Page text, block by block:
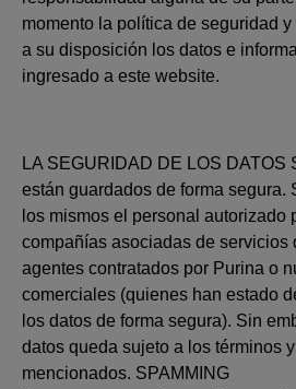
momento la política de seguridad
a su disposición los datos e
ingresado a este website.
LA SEGURIDAD DE LOS DATOS
están guardados de forma segura.
los mismos el personal autorizado
compañías asociadas de servicios
agentes contratados por Purina o
comerciales (quienes han estado
los datos de forma segura). Sin
datos queda sujeto a los términos
mencionados. SPAMMING